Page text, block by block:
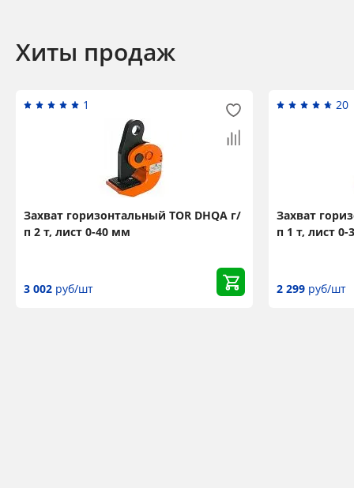
Хиты продаж
1
Захват горизонтальный TOR DHQA г/
п 2 т, лист 0-40 мм
3 002 руб/шт
20
Захват
п 1 т, лист
2 299 руб/шт